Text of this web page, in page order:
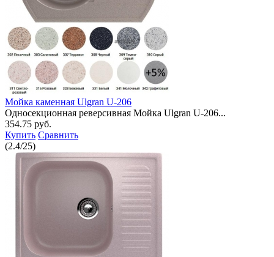
Мойка каменная Ulgran U-206
Односекционная реверсивная Мойка Ulgran U-206...
354.75 руб.
Купить Сравнить
(2.4/25)